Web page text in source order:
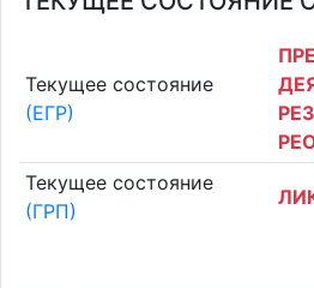
Текущее состояние
(ЕГР)
Текущее состояние
(ГРП)